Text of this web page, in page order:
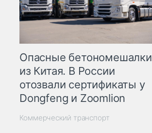
Опасные бетономешалки
из Китая. В России
отозвали сертификаты у
Dongfeng и Zoomlion
Коммерческий транспорт